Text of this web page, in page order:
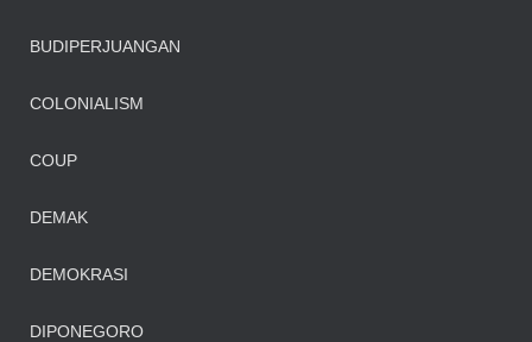
BUDIPERJUANGAN
COLONIALISM
COUP
DEMAK
DEMOKRASI
DIPONEGORO